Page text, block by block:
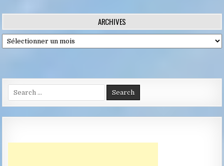
ARCHIVES
Archives
for: